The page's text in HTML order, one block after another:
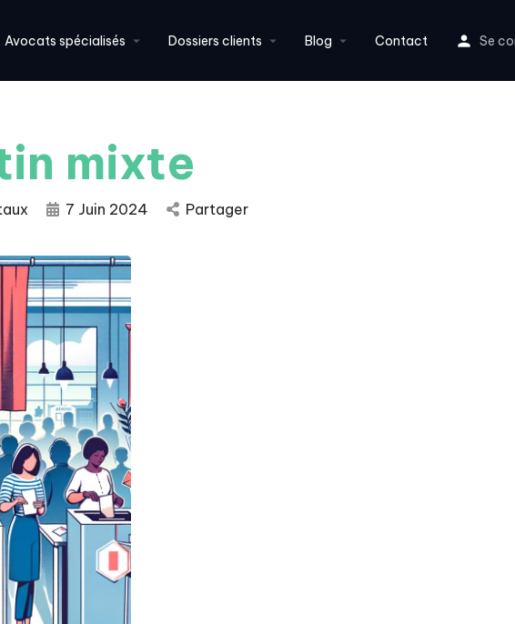
Avocats spécialisés Dossiers clients Blog Contact Se
mixte
7 Juin 2024 Partager